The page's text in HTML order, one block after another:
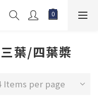
葉/四葉槳
Items per page